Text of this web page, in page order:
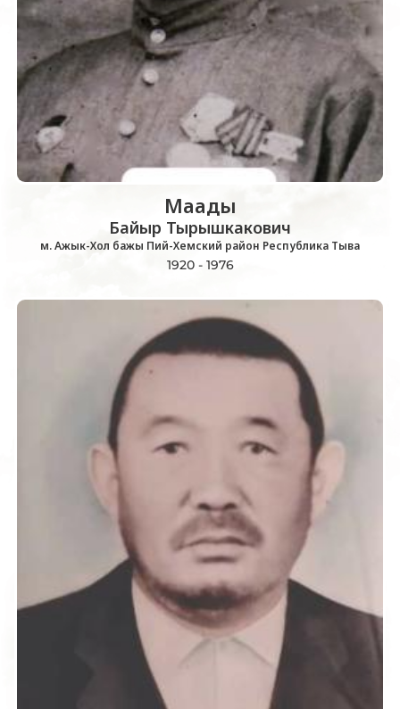
Маады
Байыр Тырышкакович
м. Ажык-Хол бажы Пий-Хемский район Республика Тыва
1920 - 1976